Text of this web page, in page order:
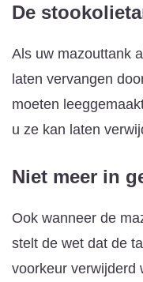
De
Als uw mazouttank
laten vervangen
moeten
u ze kan laten
Niet meer in
Ook wanneer de
stelt de wet dat de
voorkeur verwijderd